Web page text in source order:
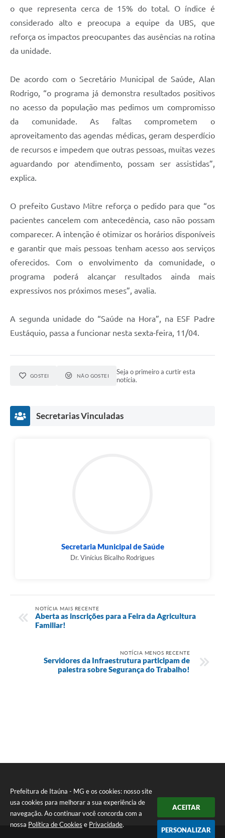
Prefeitura de Itaúna - MG e os cookies: nosso site
usa cookies para melhorar a sua experiência de
navegação. Ao continuar você concorda com a
nossa Política de Cookies e Privacidade.
ACEITAR
PERSONALIZAR
o que representa cerca de 15% do total. O índice é
considerado alto e preocupa a equipe da UBS, que
reforça os impactos preocupantes das ausências na rotina
da unidade.
De acordo com o Secretário Municipal de Saúde, Alan
Rodrigo, “o programa já demonstra resultados positivos
no acesso da população mas pedimos um compromisso
da comunidade. As faltas comprometem o
aproveitamento das agendas médicas, geram desperdício
de recursos e impedem que outras pessoas, muitas vezes
aguardando por atendimento, possam ser assistidas”,
explica.
O prefeito Gustavo Mitre reforça o pedido para que “os
pacientes cancelem com antecedência, caso não possam
comparecer. A intenção é otimizar os horários disponíveis
e garantir que mais pessoas tenham acesso aos serviços
oferecidos. Com o envolvimento da comunidade, o
programa poderá alcançar resultados ainda mais
expressivos nos próximos meses”, avalia.
A segunda unidade do “Saúde na Hora”, na ESF Padre
Eustáquio, passa a funcionar nesta sexta-feira, 11/04.
GOSTEI NÃO GOSTEI
Seja o primeiro a curtir esta
notícia.
Secretarias Vinculadas
Secretaria Municipal de Saúde
Dr. Vinícius Bicalho Rodrigues
NOTÍCIA MAIS RECENTE
Aberta as inscrições para a Feira da Agricultura
Familiar!
NOTÍCIA MENOS RECENTE
Servidores da Infraestrutura participam de
palestra sobre Segurança do Trabalho!